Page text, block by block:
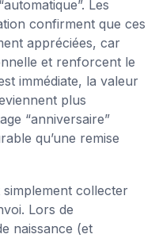
Les
confirment que ces
appréciées, car
et renforcent le
immédiate, la valeur
plus
“anniversaire”
qu’une remise
collecter
Lors de
naissance (et